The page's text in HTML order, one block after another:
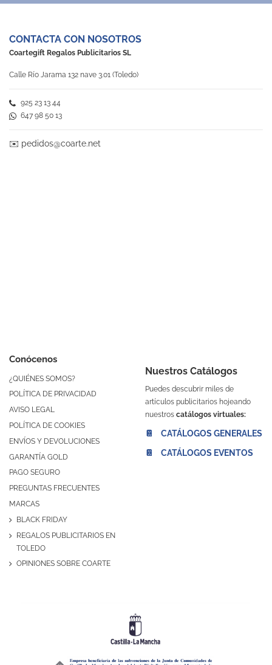
Conócenos
¿QUIÉNES SOMOS?
POLÍTICA DE PRIVACIDAD
AVISO LEGAL
POLÍTICA DE COOKIES
ENVÍOS Y DEVOLUCIONES
GARANTÍA GOLD
PAGO SEGURO
PREGUNTAS FRECUENTES
MARCAS
BLACK FRIDAY
REGALOS PUBLICITARIOS EN
TOLEDO
OPINIONES SOBRE COARTE
Nuestros Catálogos
Puedes descubrir miles de
artículos publicitarios hojeando
nuestros catálogos virtuales:
📔 CATÁLOGOS GENERALES
📔 CATÁLOGOS EVENTOS
CONTACTA CON NOSOTROS
Coartegift Regalos Publicitarios SL
Calle Río Jarama 132 nave 3.01 (Toledo)
925 23 13 44
647 98 50 13
✉️ pedidos@coarte.net